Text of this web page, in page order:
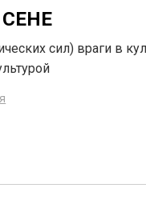
СЕНЕ
сил) враги в